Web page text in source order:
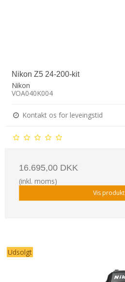
Nikon Z5 24-200-kit
Nikon
VOA040K004
Kontakt os for leveingstid
16.695,00 DKK
(inkl. moms)
Vis produkt
Udsolgt